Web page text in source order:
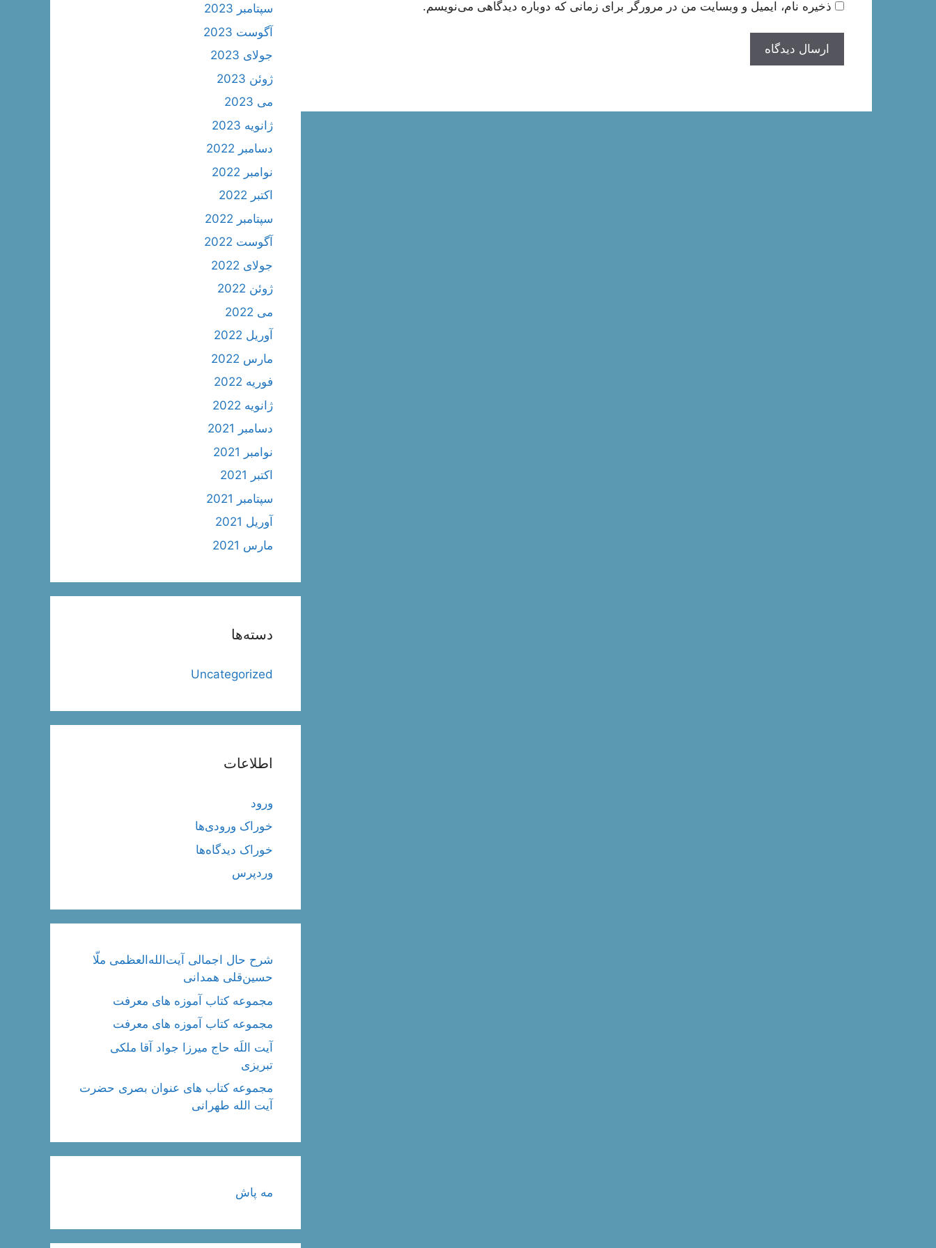
ذخیره نام، ایمیل و وبسایت من در مرورگر برای زمانی که دوباره دیدگاهی می‌نویسم.
سپتامبر 2023
آگوست 2023
جولای 2023
ژوئن 2023
می 2023
ژانویه 2023
دسامبر 2022
نوامبر 2022
اکتبر 2022
سپتامبر 2022
آگوست 2022
جولای 2022
ژوئن 2022
می 2022
آوریل 2022
مارس 2022
فوریه 2022
ژانویه 2022
دسامبر 2021
نوامبر 2021
اکتبر 2021
سپتامبر 2021
آوریل 2021
مارس 2021
دسته‌ها
Uncategorized
اطلاعات
ورود
خوراک ورودی‌ها
خوراک دیدگاه‌ها
وردپرس
شرح حال اجمالی آیت‌الله‌العظمی ملّا
حسین‌قلی همدانی
مجموعه کتاب آموزه های معرفت
مجموعه کتاب آموزه های معرفت
آیت اللَه حاج میرزا جواد آقا ملکی
تبریزی
مجموعه کتاب های عنوان بصری حضرت
آیت الله طهرانی
مه پاش